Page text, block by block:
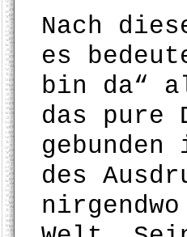
Nach
es
bin da“
das pure
des